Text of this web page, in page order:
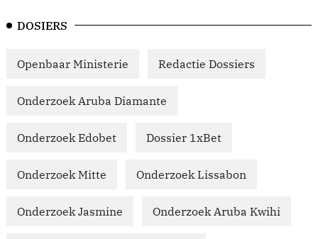
DOSIERS
Openbaar Ministerie Redactie Dossiers
Onderzoek Aruba Diamante
Onderzoek Edobet Dossier 1xBet
Onderzoek Mitte Onderzoek Lissabon
Onderzoek Jasmine Onderzoek Aruba Kwihi